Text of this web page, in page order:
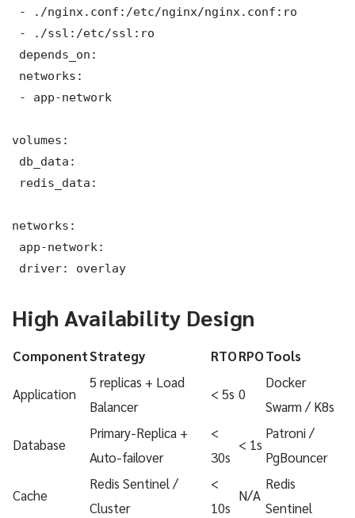
- ./nginx.conf:/etc/nginx/nginx.conf:ro
- ./ssl:/etc/ssl:ro
depends_on:
networks:
- app-network
volumes:
db_data:
redis_data:
networks:
app-network:
driver: overlay
High Availability Design
ComponentStrategy RTORPOTools
Application
5 replicas + Load
Balancer
< 5s 0
Docker
Swarm / K8s
Database
Primary-Replica +
Auto-failover
<
30s
< 1s
Patroni /
PgBouncer
Cache
Redis Sentinel /
Cluster
<
10s
N/A
Redis
Sentinel